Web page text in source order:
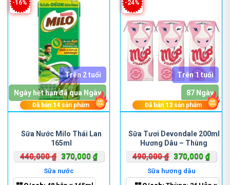
-16%
Sữa Nước Milo Thái Lan
165ml
440,000₫ Giá
gốc
là:
370,000 ₫Giá
Sữa nước
Trên 2 tuổi
Ngày hết hạn đã qua Ngày
Đã bán 14sản phẩm
-24%
Sữa Tươi Devondale 200ml
Hương Dâu – Thùng
490,000₫ Giá
gốc
là:
370,000 ₫Giá
tại
Sữa hương dâu
Trên 1 tuổi
87 Ngày
Đã bán 13sản phẩm